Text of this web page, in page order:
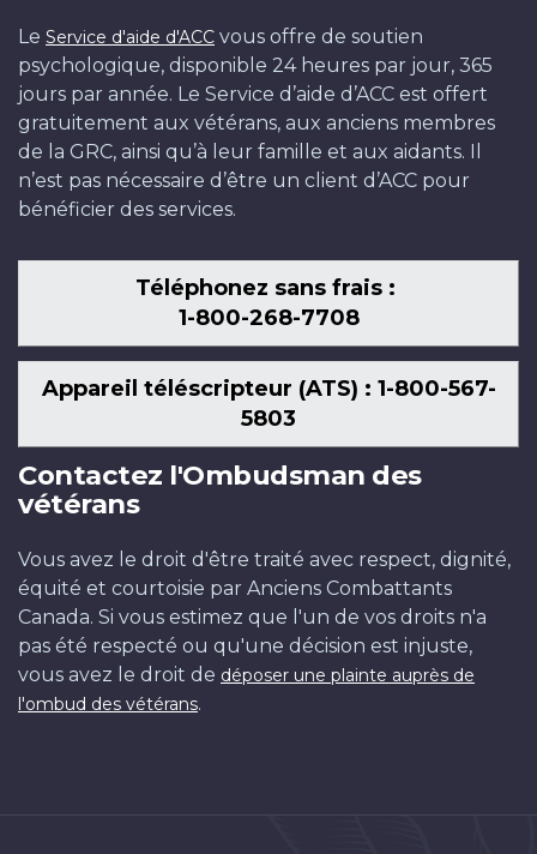
Le Service d'aide d'ACC vous offre de soutien
psychologique, disponible 24 heures par jour, 365
jours par année. Le Service d’aide d’ACC est offert
gratuitement aux vétérans, aux anciens membres
de la GRC, ainsi qu’à leur famille et aux aidants. Il
n’est pas nécessaire d’être un client d’ACC pour
bénéficier des services.
Téléphonez sans frais :
1-800-268-7708
Appareil téléscripteur (ATS) : 1-800-567-
5803
Contactez l'Ombudsman des
vétérans
Vous avez le droit d'être traité avec respect, dignité,
équité et courtoisie par Anciens Combattants
Canada. Si vous estimez que l'un de vos droits n'a
pas été respecté ou qu'une décision est injuste,
vous avez le droit de déposer une plainte auprès de
l'ombud des vétérans.